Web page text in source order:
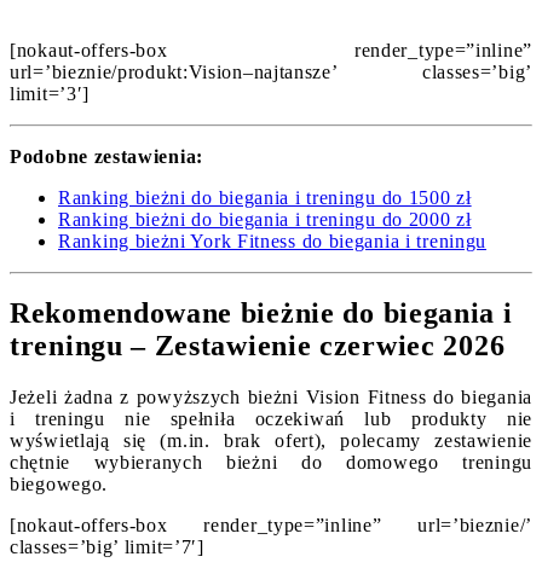
[nokaut-offers-box render_type=”inline”
url=’bieznie/produkt:Vision–najtansze’ classes=’big’
limit=’3′]
Podobne zestawienia:
Ranking bieżni do biegania i treningu do 1500 zł
Ranking bieżni do biegania i treningu do 2000 zł
Ranking bieżni York Fitness do biegania i treningu
Rekomendowane bieżnie do biegania i
treningu – Zestawienie czerwiec 2026
Jeżeli żadna z powyższych bieżni Vision Fitness do biegania
i treningu nie spełniła oczekiwań lub produkty nie
wyświetlają się (m.in. brak ofert), polecamy zestawienie
chętnie wybieranych bieżni do domowego treningu
biegowego.
[nokaut-offers-box render_type=”inline” url=’bieznie/’
classes=’big’ limit=’7′]